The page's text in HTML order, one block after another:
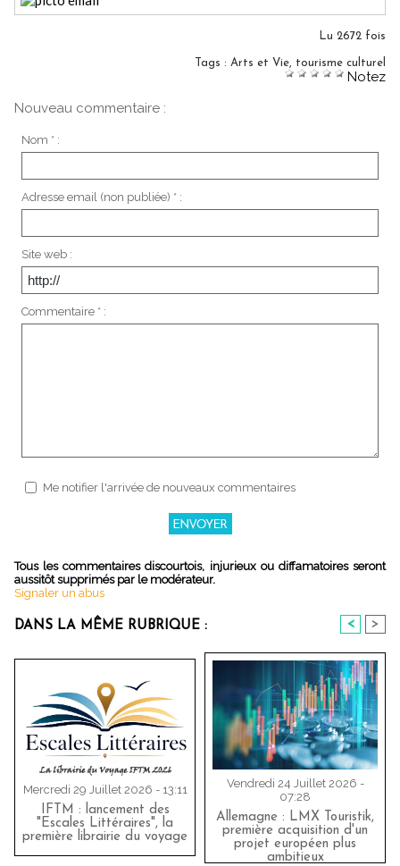
Lu 2672 fois
Tags : Arts et Vie, tourisme culturel
Notez
Nouveau commentaire :
Nom * :
Adresse email (non publiée) * :
Site web :
Commentaire * :
Me notifier l'arrivée de nouveaux commentaires
Tous les commentaires discourtois, injurieux ou diffamatoires seront
aussitôt supprimés par le modérateur.
Signaler un abus
DANS LA MÊME RUBRIQUE : < >
Mercredi 29 Juillet 2026 - 13:11
IFTM : lancement des
"Escales Littéraires", la
première librairie du voyage
Vendredi 24 Juillet 2026 -
07:28
Allemagne : LMX Touristik,
première acquisition d'un
projet européen plus
ambitieux